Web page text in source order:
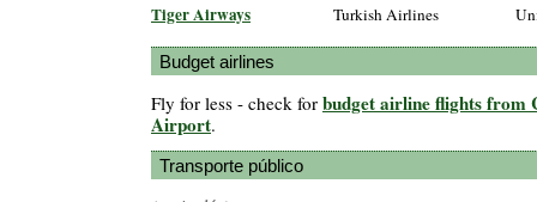
Tiger Airways
Turkish Airlines
Budget airlines
Fly for less - check for budget airline flights from
Airport.
Transporte público